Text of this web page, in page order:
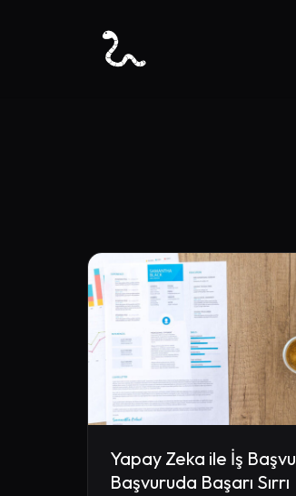
Yapay Zeka ile İş
Başvuruda Başarı Sırrı